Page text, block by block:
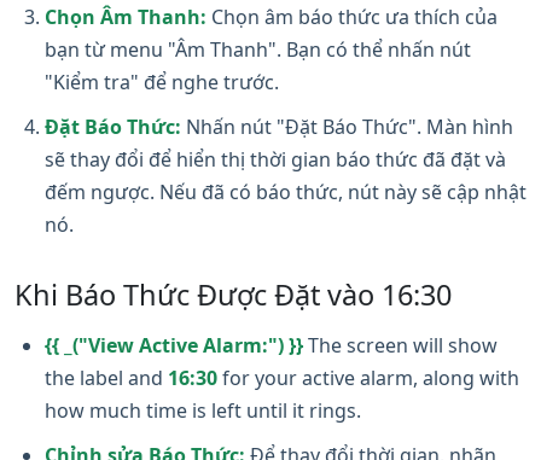
Chọn Âm Thanh: Chọn âm báo thức ưa thích của
bạn từ menu "Âm Thanh". Bạn có thể nhấn nút
"Kiểm tra" để nghe trước.
Đặt Báo Thức: Nhấn nút "Đặt Báo Thức". Màn hình
sẽ thay đổi để hiển thị thời gian báo thức đã đặt và
đếm ngược. Nếu đã có báo thức, nút này sẽ cập nhật
nó.
Khi Báo Thức Được Đặt vào 16:30
{{ _("View Active Alarm:") }}The screen will show
the label and 16:30for your active alarm, along with
how much time is left until it rings.